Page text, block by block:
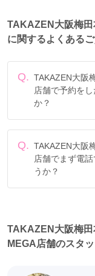
主役はあなたです。
最高の写真は一生の宝
プロが作り上げる本気
へアメイクや着付けは
一生に一度のとって
TAKAZEN大阪梅
に関するよくある
Q. TAKAZEN大阪
店舗で予約を
か？
す)です。
Q. TAKAZEN大阪
店舗でまず電
うか？
TAKAZEN大阪梅田
MEGA店舗のスタ